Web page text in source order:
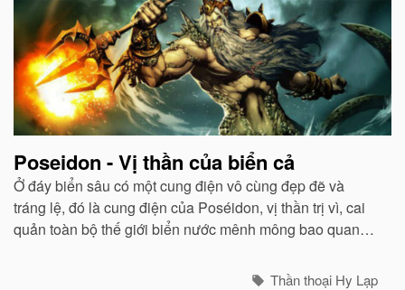
Poseidon - Vị thần của biển cả
Ở đáy biển sâu có một cung điện vô cùng đẹp đẽ và
tráng lệ, đó là cung điện của Poséidon, vị thần trị vì, cai
quản toàn bộ thế giới biển nước mênh mông bao quanh
Thần thoại Hy Lạp